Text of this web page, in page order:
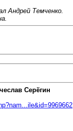
Андрей Темченко.
Серёгин